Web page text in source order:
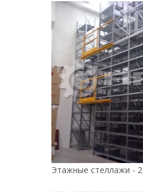
Этажные стеллажи - 2